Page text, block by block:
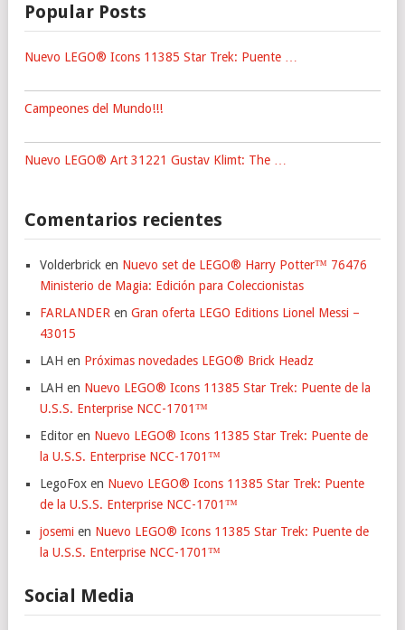
Popular Posts
Nuevo LEGO® Icons 11385 Star Trek: Puente …
Campeones del Mundo!!!
Nuevo LEGO® Art 31221 Gustav Klimt: The …
Comentarios recientes
Volderbrick en Nuevo set de LEGO® Harry Potter™ 76476
Ministerio de Magia: Edición para Coleccionistas
FARLANDER en Gran oferta LEGO Editions Lionel Messi –
43015
LAH en Próximas novedades LEGO® Brick Headz
LAH en Nuevo LEGO® Icons 11385 Star Trek: Puente de la
U.S.S. Enterprise NCC-1701™
Editor en Nuevo LEGO® Icons 11385 Star Trek: Puente de
la U.S.S. Enterprise NCC-1701™
LegoFox en Nuevo LEGO® Icons 11385 Star Trek: Puente
de la U.S.S. Enterprise NCC-1701™
josemi en Nuevo LEGO® Icons 11385 Star Trek: Puente de
la U.S.S. Enterprise NCC-1701™
Social Media